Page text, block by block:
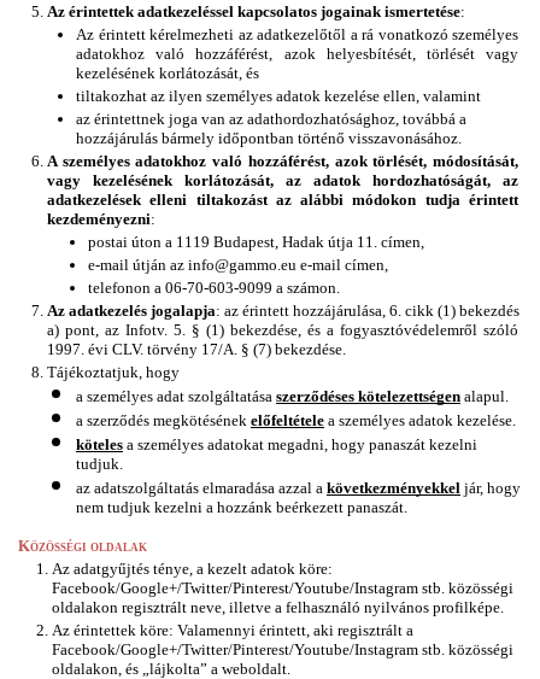
Az érintettek adatkezeléssel kapcsolatos jogainak ismertetése:
Az érintett kérelmezheti az adatkezelőtől a rá vonatkozó személyes
adatokhoz való hozzáférést, azok helyesbítését, törlését vagy
kezelésének korlátozását, és
tiltakozhat az ilyen személyes adatok kezelése ellen, valamint
az érintettnek joga van az adathordozhatósághoz, továbbá a
hozzájárulás bármely időpontban történő visszavonásához.
A személyes adatokhoz való hozzáférést, azok törlését, módosítását,
vagy kezelésének korlátozását, az adatok hordozhatóságát, az
adatkezelések elleni tiltakozást az alábbi módokon tudja érintett
kezdeményezni:
postai úton a 1119 Budapest, Hadak útja 11. címen,
e-mail útján az info@gammo.eu e-mail címen,
telefonon a 06-70-603-9099 a számon.
Az adatkezelés jogalapja: az érintett hozzájárulása, 6. cikk (1) bekezdés
a) pont, az Infotv. 5. § (1) bekezdése, és a fogyasztóvédelemről szóló
1997. évi CLV. törvény 17/A. § (7) bekezdése.
Tájékoztatjuk, hogy
a személyes adat szolgáltatása szerződéses kötelezettségen alapul.
a szerződés megkötésének előfeltétele a személyes adatok kezelése.
köteles a személyes adatokat megadni, hogy panaszát kezelni
tudjuk.
az adatszolgáltatás elmaradása azzal a következményekkel jár, hogy
nem tudjuk kezelni a hozzánk beérkezett panaszát.
Közösségi oldalak
Az adatgyűjtés ténye, a kezelt adatok köre:
Facebook/Google+/Twitter/Pinterest/Youtube/Instagram stb. közösségi
oldalakon regisztrált neve, illetve a felhasználó nyilvános profilképe.
Az érintettek köre: Valamennyi érintett, aki regisztrált a
Facebook/Google+/Twitter/Pinterest/Youtube/Instagram stb. közösségi
oldalakon, és „lájkolta” a weboldalt.